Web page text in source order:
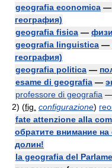
geografia economica —
география)
geografia fisica —
geografia linguistica —
география)
geografia politica —
esame di geografia —
professore di geografia
2) (fig. configurazione)
fate attenzione alla
обратите внимание
долин!
la geografia del